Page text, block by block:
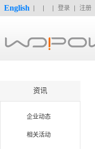
English 登录 注册
资讯
企业动态
相关活动